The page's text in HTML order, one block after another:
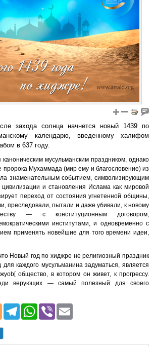
захода солнца начнется новый 1439 по
календарю, введенному халифом
в 637 году.
мусульманским праздником, однако
Мухаммада (мир ему и благословение) из
знаменательным событием, символизирующим
цивилизации и становления Ислама как мировой
переход от состояния угнетенной общины,
преследовали, пытали и даже убивали, к новому
— с конституционным договором,
институтами, и одновременно с
применять новейшие для того времени идеи,
Новый год по хиджре не религиозный праздник
каждого мусульманина задуматься, является
общество, в котором он живет, к прогрессу.
верующих — самый полезный для своего
Blogger
Telegram
WhatsApp
Viber